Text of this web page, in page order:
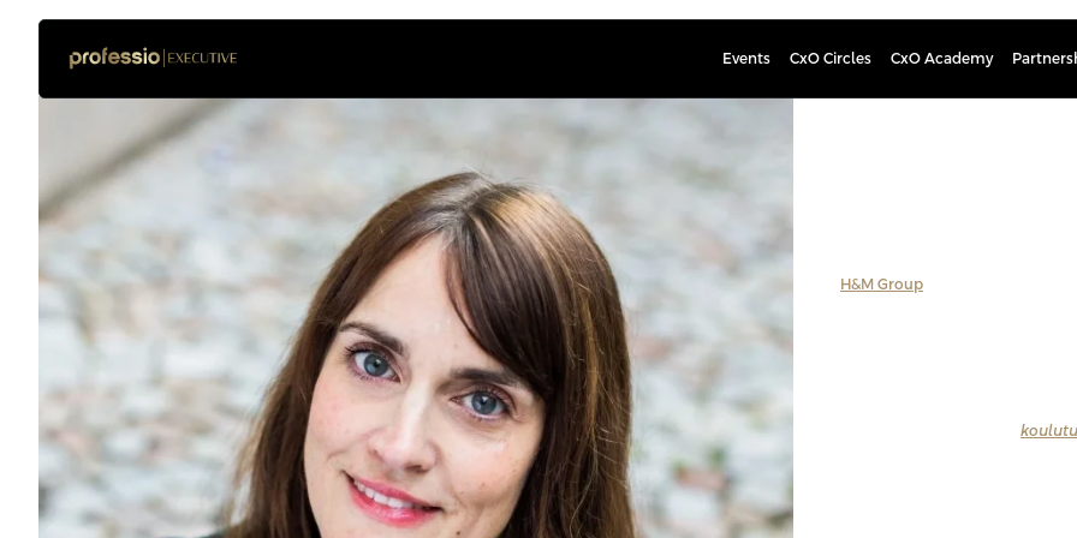
Events CxO Circles CxO Academy
H&M Group